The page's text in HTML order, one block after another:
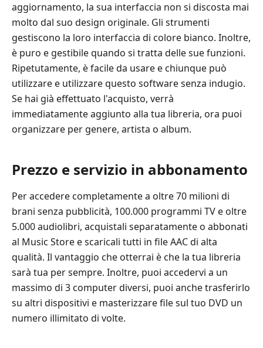
aggiornamento, la sua interfaccia non si discosta mai
molto dal suo design originale. Gli strumenti
gestiscono la loro interfaccia di colore bianco. Inoltre,
è puro e gestibile quando si tratta delle sue funzioni.
Ripetutamente, è facile da usare e chiunque può
utilizzare e utilizzare questo software senza indugio.
Se hai già effettuato l'acquisto, verrà
immediatamente aggiunto alla tua libreria, ora puoi
organizzare per genere, artista o album.
Prezzo e servizio in abbonamento
Per accedere completamente a oltre 70 milioni di
brani senza pubblicità, 100.000 programmi TV e oltre
5.000 audiolibri, acquistali separatamente o abbonati
al Music Store e scaricali tutti in file AAC di alta
qualità. Il vantaggio che otterrai è che la tua libreria
sarà tua per sempre. Inoltre, puoi accedervi a un
massimo di 3 computer diversi, puoi anche trasferirlo
su altri dispositivi e masterizzare file sul tuo DVD un
numero illimitato di volte.